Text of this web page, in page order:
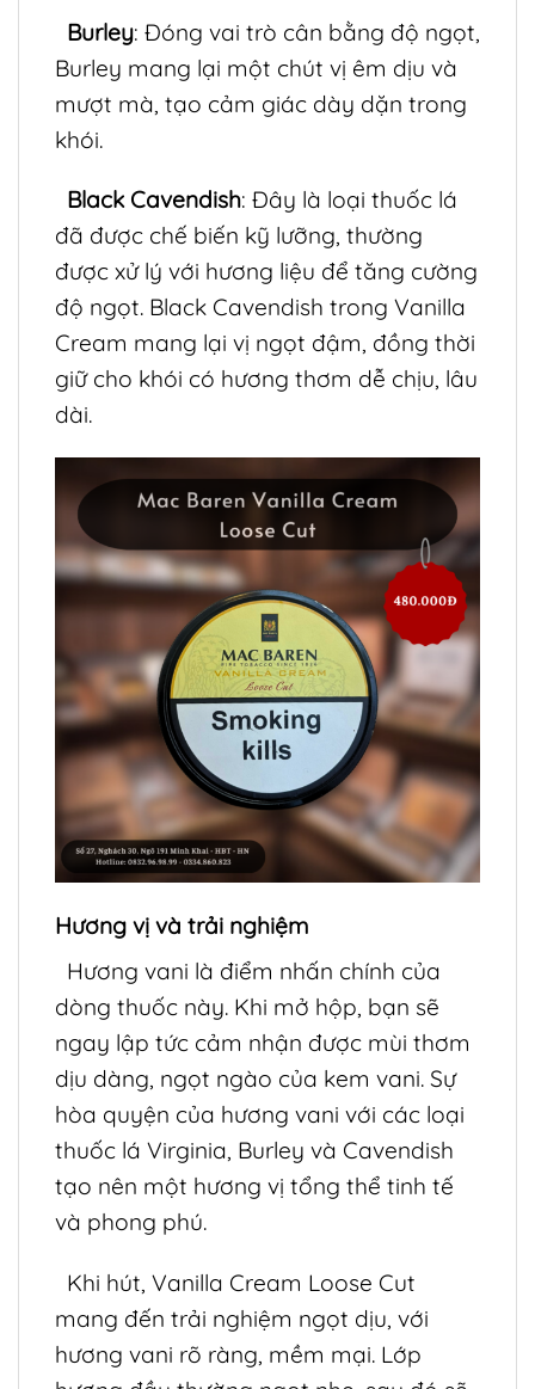
Burley: Đóng vai trò cân bằng độ ngọt,
Burley mang lại một chút vị êm dịu và
mượt mà, tạo cảm giác dày dặn trong
khói.
Black Cavendish: Đây là loại thuốc lá
đã được chế biến kỹ lưỡng, thường
được xử lý với hương liệu để tăng cường
độ ngọt. Black Cavendish trong Vanilla
Cream mang lại vị ngọt đậm, đồng thời
giữ cho khói có hương thơm dễ chịu, lâu
dài.
Hương vị và trải nghiệm
Hương vani là điểm nhấn chính của
dòng thuốc này. Khi mở hộp, bạn sẽ
ngay lập tức cảm nhận được mùi thơm
dịu dàng, ngọt ngào của kem vani. Sự
hòa quyện của hương vani với các loại
thuốc lá Virginia, Burley và Cavendish
tạo nên một hương vị tổng thể tinh tế
và phong phú.
Khi hút, Vanilla Cream Loose Cut
mang đến trải nghiệm ngọt dịu, với
hương vani rõ ràng, mềm mại. Lớp